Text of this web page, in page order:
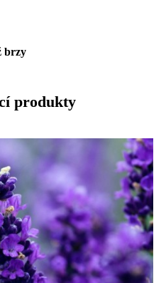
brzy
produkty